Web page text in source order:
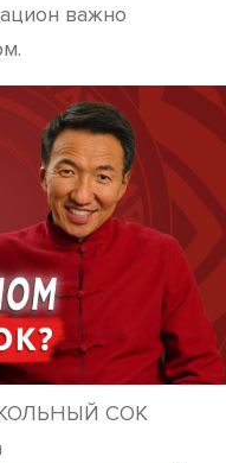
важно
СОК